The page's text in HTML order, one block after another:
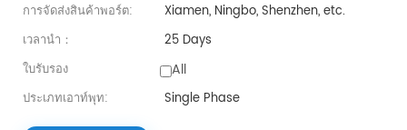
การจัดส่งสินค้าพอร์ต:
Xiamen, Ningbo, Shenzhen, etc.
เวลานำ：
25 Days
ใบรับรอง
All
ประเภทเอาท์พุท: Single Phase